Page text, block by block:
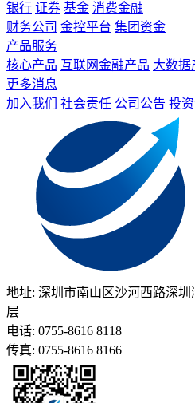
银行 证券 基金 消费金融
财务公司 金控平台 集团资金
产品服务
核心产品 互联网金融产品 大数据
更多消息
加入我们
社会责任 公司公告 投
地址: 深圳市南山区沙河西路深
层
电话: 0755-8616 8118
传真: 0755-8616 8166